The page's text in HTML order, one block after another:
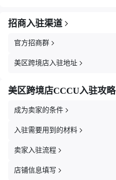
招商入驻渠道
官方招商群
美区跨境店入驻地址
美区跨境店CCCU入驻攻略
成为卖家的条件
入驻需要用到的材料
卖家入驻流程
店铺信息填写